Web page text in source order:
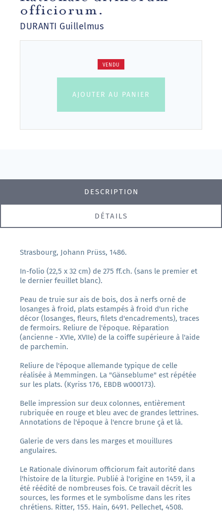
officiorum.
DURANTI Guillelmus
VENDU
AJOUTER AU PANIER
DESCRIPTION
DÉTAILS
Strasbourg, Johann Prüss, 1486.
In-folio (22,5 x 32 cm) de 275 ff.ch. (sans le premier et
le dernier feuillet blanc).
Peau de truie sur ais de bois, dos à nerfs orné de
losanges à froid, plats estampés à froid d'un riche
décor (losanges, fleurs, filets d'encadrements), traces
de fermoirs. Reliure de l'époque. Réparation
(ancienne - XVIe, XVIIe) de la coiffe supérieure à l'aide
de parchemin.
Reliure de l'époque allemande typique de celle
réalisée à Memmingen. La "Gänseblume" est répétée
sur les plats. (Kyriss 176, EBDB w000173).
Belle impression sur deux colonnes, entièrement
rubriquée en rouge et bleu avec de grandes lettrines.
Annotations de l'époque à l'encre brune çà et là.
Galerie de vers dans les marges et mouillures
angulaires.
Le Rationale divinorum officiorum fait autorité dans
l'histoire de la liturgie. Publié à l'origine en 1459, il a
été réédité de nombreuses fois. Ce travail décrit les
sources, les formes et le symbolisme dans les rites
chrétiens. Ritter, 155. Hain, 6491. Pellechet, 4508.